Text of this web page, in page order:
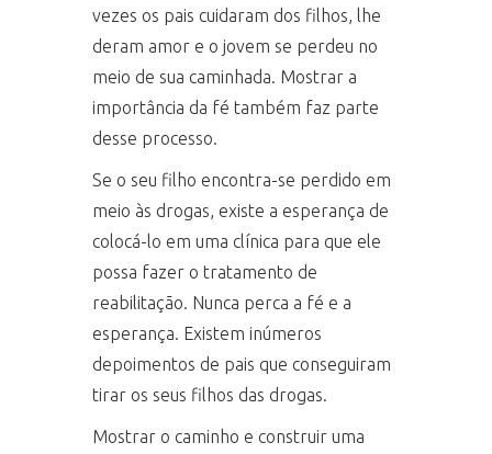
vezes os pais cuidaram dos filhos, lhe
deram amor e o jovem se perdeu no
meio de sua caminhada. Mostrar a
importância da fé também faz parte
desse processo.
Se o seu filho encontra-se perdido em
meio às drogas, existe a esperança de
colocá-lo em uma clínica para que ele
possa fazer o tratamento de
reabilitação. Nunca perca a fé e a
esperança. Existem inúmeros
depoimentos de pais que conseguiram
tirar os seus filhos das drogas.
Mostrar o caminho e construir uma